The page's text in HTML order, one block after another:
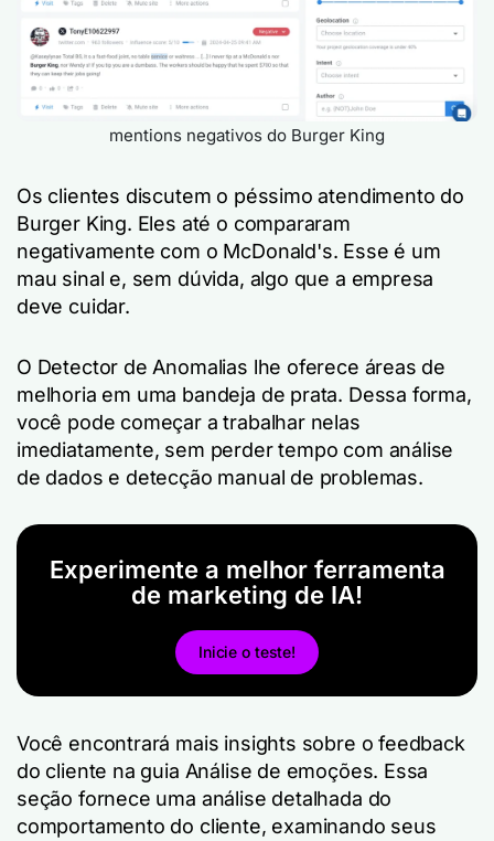
mentions negativos do Burger King
Os clientes discutem o péssimo atendimento do
Burger King. Eles até o compararam
negativamente com o McDonald's. Esse é um
mau sinal e, sem dúvida, algo que a empresa
deve cuidar.
O Detector de Anomalias lhe oferece áreas de
melhoria em uma bandeja de prata. Dessa forma,
você pode começar a trabalhar nelas
imediatamente, sem perder tempo com análise
de dados e detecção manual de problemas.
Experimente a melhor ferramenta
de marketing de IA!
Inicie o teste!
Você encontrará mais insights sobre o feedback
do cliente na guia Análise de emoções. Essa
seção fornece uma análise detalhada do
comportamento do cliente, examinando seus